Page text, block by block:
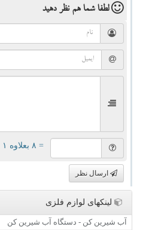
لطفا شما همنظر دهید
= ۸ بعلاوه ۱
ارسال نظر
لینکهای لوازم فلزی
آب شیرین کن - دستگاه آب شیرین کن